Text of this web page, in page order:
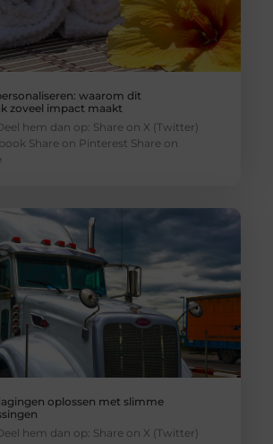
waarom dit
zoveel impact maakt
hem dan op: Share on X (Twitter)
Share on Pinterest Share on
oplossen met slimme
hem dan op: Share on X (Twitter)